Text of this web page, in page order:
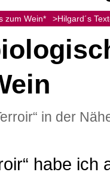
zum Wein* >Hilgard´s
in der
habe ich